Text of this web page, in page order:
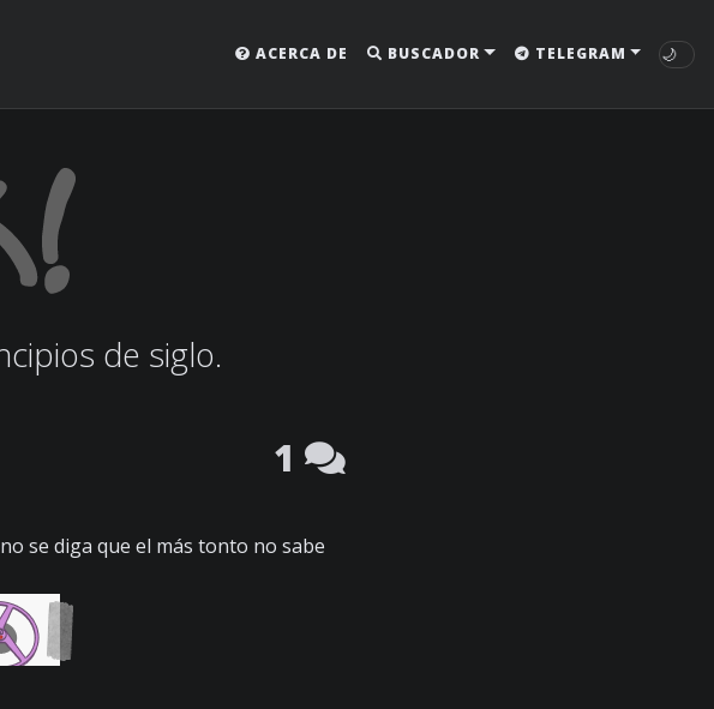
ACERCA DE BUSCADOR TELEGRAM 🌙
de siglo.
1
se diga que el más tonto no sabe